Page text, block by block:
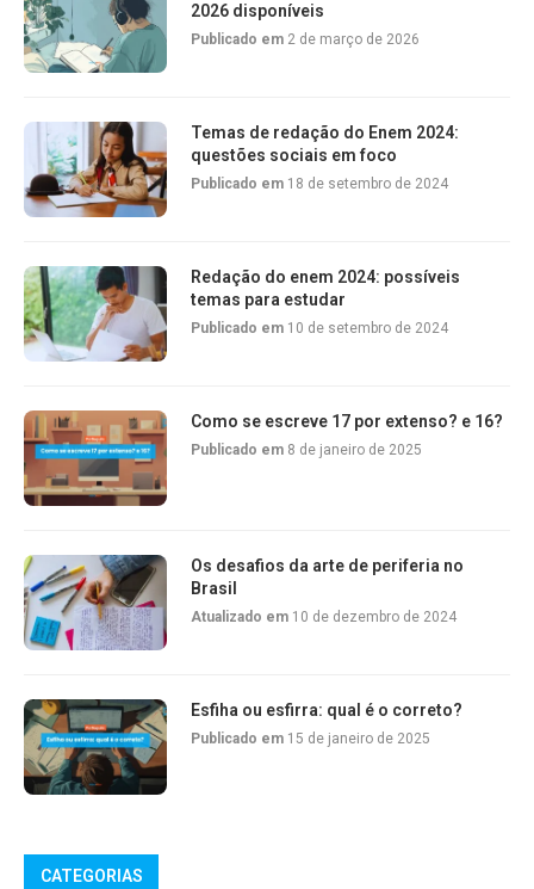
2026 disponíveis
Publicado em 2 de março de 2026
Temas de redação do Enem 2024:
questões sociais em foco
Publicado em 18 de setembro de 2024
Redação do enem 2024: possíveis
temas para estudar
Publicado em 10 de setembro de 2024
Como se escreve 17 por extenso? e 16?
Publicado em 8 de janeiro de 2025
Os desafios da arte de periferia no
Brasil
Atualizado em 10 de dezembro de 2024
Esfiha ou esfirra: qual é o correto?
Publicado em 15 de janeiro de 2025
CATEGORIAS